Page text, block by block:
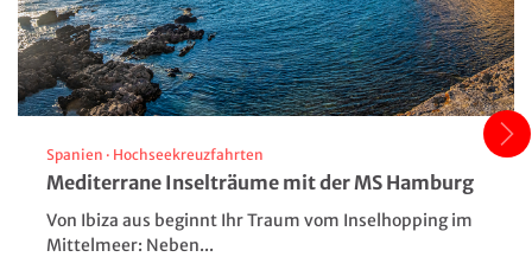
Spanien · Hochseekreuzfahrten
Mediterrane Inselträume mit der MS Hamburg
Von Ibiza aus beginnt Ihr Traum vom Inselhopping im
Mittelmeer: Neben...